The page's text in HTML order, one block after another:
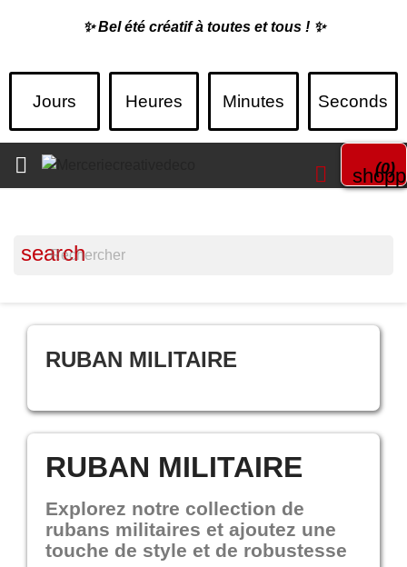
✨Bel été créatif à toutes et tous !✨
Jours Heures Minutes Seconds
 (0)

search
RUBAN MILITAIRE
RUBAN MILITAIRE
Explorez notre collection de
rubans militaires et ajoutez une
touche de style et de robustesse